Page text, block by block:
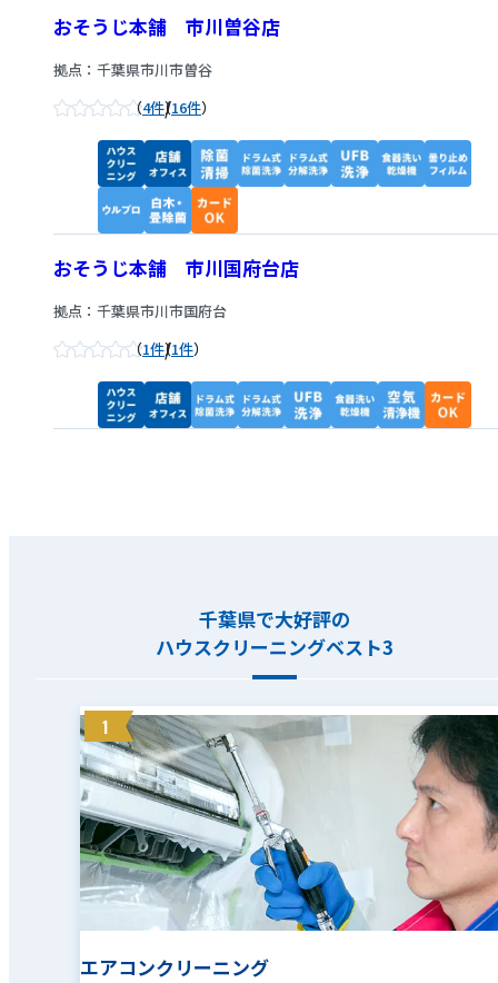
おそうじ本舗 市川曽谷店
拠点：千葉県市川市曽谷
4件/16件
おそうじ本舗 市川国府台店
拠点：千葉県市川市国府台
1件/1件
千葉県で大好評の
ハウスクリーニングベスト3
1
エアコンクリーニング